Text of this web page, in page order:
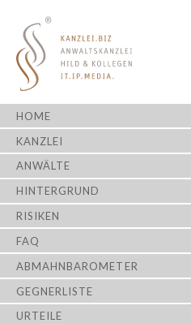
HOME
KANZLEI
ANWÄLTE
HINTERGRUND
RISIKEN
FAQ
ABMAHNBAROMETER
GEGNERLISTE
URTEILE